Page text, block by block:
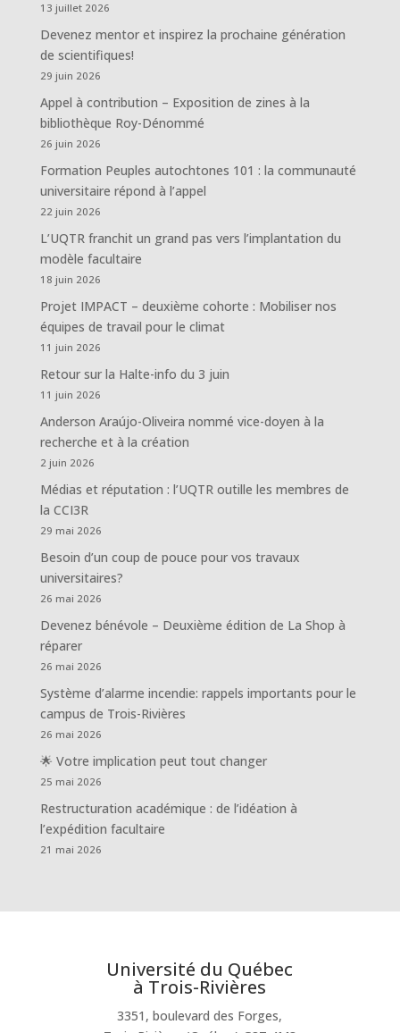
13 juillet 2026
Devenez mentor et inspirez la prochaine génération
de scientifiques!
29 juin 2026
Appel à contribution – Exposition de zines à la
bibliothèque Roy-Dénommé
26 juin 2026
Formation Peuples autochtones 101 : la communauté
universitaire répond à l’appel
22 juin 2026
L’UQTR franchit un grand pas vers l’implantation du
modèle facultaire
18 juin 2026
Projet IMPACT – deuxième cohorte : Mobiliser nos
équipes de travail pour le climat
11 juin 2026
Retour sur la Halte-info du 3 juin
11 juin 2026
Anderson Araújo-Oliveira nommé vice-doyen à la
recherche et à la création
2 juin 2026
Médias et réputation : l’UQTR outille les membres de
la CCI3R
29 mai 2026
Besoin d’un coup de pouce pour vos travaux
universitaires?
26 mai 2026
Devenez bénévole – Deuxième édition de La Shop à
réparer
26 mai 2026
Système d’alarme incendie: rappels importants pour le
campus de Trois-Rivières
26 mai 2026
🌟 Votre implication peut tout changer
25 mai 2026
Restructuration académique : de l’idéation à
l’expédition facultaire
21 mai 2026
Université du Québec
à Trois-Rivières
3351, boulevard des Forges,